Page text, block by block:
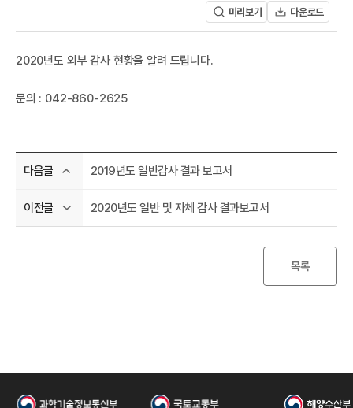
R
미리보기 다운로드
2020년도 외부 감사 현황을 알려 드립니다.
문의 : 042-860-2625
다음글 2019년도 일반감사 결과 보고서
이전글 2020년도 일반 및 자체 감사 결과보고서
목록